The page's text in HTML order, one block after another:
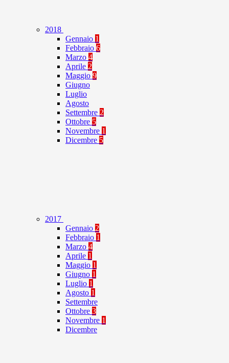
2018
Gennaio 1
Febbraio 6
Marzo 4
Aprile 2
Maggio 9
Giugno
Luglio
Agosto
Settembre 2
Ottobre 5
Novembre 1
Dicembre 5
2017
Gennaio 2
Febbraio 1
Marzo 4
Aprile 1
Maggio 1
Giugno 1
Luglio 1
Agosto 1
Settembre
Ottobre 3
Novembre 1
Dicembre